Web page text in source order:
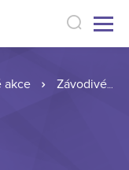
akce Závodivé dopoledne